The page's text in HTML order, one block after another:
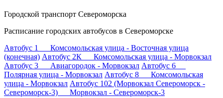
Городской транспорт Североморска
Расписание городских автобусов в Североморске
Автобус 1 Комсомольская улица - Восточная улица
(конечная) Автобус 2К Комсомольская улица - Морвокзал
Автобус 3 Авиагородок - Морвокзал Автобус 6
Полярная улица - Морвокзал Автобус 8 Комсомольская
улица - Морвокзал Автобус 102 (Морвокзал Североморск -
Североморск-3) Морвокзал - Североморск-3